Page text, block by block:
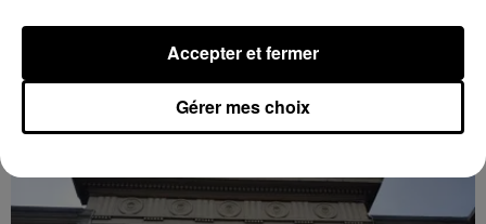
secteur de Fontaine-les-Côteaux, Montoire et Lunay.
Gérer mes choix
Accepter et fermer